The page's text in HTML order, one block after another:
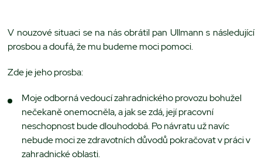
V nouzové situaci se na nás obrátil pan Ullmann s následující
prosbou a doufá, že mu budeme moci pomoci.
Zde je jeho prosba:
Moje odborná vedoucí zahradnického provozu bohužel
nečekaně onemocněla, a jak se zdá, její pracovní
neschopnost bude dlouhodobá. Po návratu už navíc
nebude moci ze zdravotních důvodů pokračovat v práci v
zahradnické oblasti.